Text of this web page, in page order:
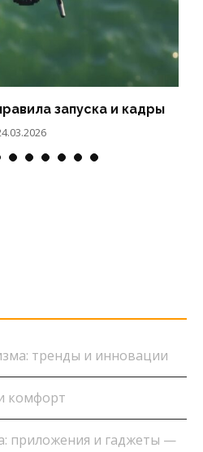
и закуски для круиза
23.03.2026
тренды и инновации
комфорт
приложения и гаджеты —